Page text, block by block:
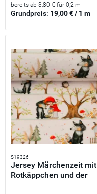
bereits ab 3,80 € für 0,2 m
Grundpreis: 19,00 € / 1 m
S19326
Jersey Märchenzeit mit
Rotkäppchen und der